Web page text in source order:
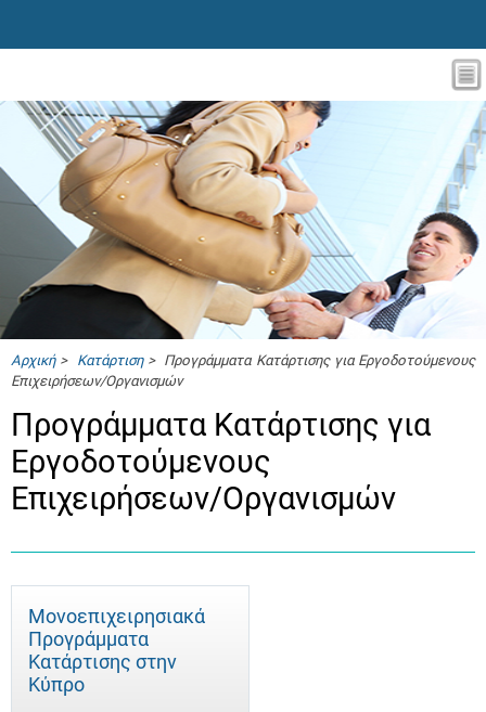
Αρχική> Κατάρτιση> Προγράμματα Κατάρτισης για Εργοδοτούμενους
Επιχειρήσεων/Οργανισμών
Προγράμματα Κατάρτισης για
Εργοδοτούμενους
Επιχειρήσεων/Οργανισμών
Μονοεπιχειρησιακά
Προγράμματα
Κατάρτισης στην
Κύπρο